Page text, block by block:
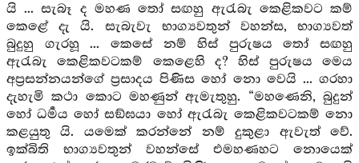
යි ... සැබෑ ද මහණ තෝ සඟහු ඇරැබැ කෙළිකවට කම්
කෙළේ දැ යි. සැබැවැ භාග්‍යවතුන් වහන්ස, භාග්‍යවත්
බුදුහු ගැරහූ ... කෙසේ නම් හිස් පුරුෂය තෝ සඟහු
ඇරැබැ කෙළිකවටකම් කෙළෙහි ද? හිස් පුරුෂය මෙය
අප්‍රසන්නයන්ගේ ප්‍රසාදය පිණිස හෝ නො වෙයි ... ගරහා
දැහැමි කථා කොට මහණුන් ඇමැතුහු. “මහණෙනි, බුදුන්
හෝ ධර්‍මය හෝ සඞ්ඝයා හෝ ඇරැබැ කෙළිකවටකම් නො
කළයුතු යි. යමෙක් කරන්නේ නම් දුකුළා ඇවැත් වේ.
ඉක්බිති භාග්‍යවතුන් වහන්සේ එමහණහට නොයෙක්